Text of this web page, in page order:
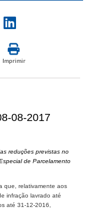
Imprimir
08-2017
reduções previstas no
de Parcelamento
que, relativamente aos
infração lavrado até
até 31-12-2016,